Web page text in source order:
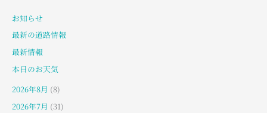
お知らせ
最新の道路情報
最新情報
本日のお天気
2026年8月 (8)
2026年7月 (31)